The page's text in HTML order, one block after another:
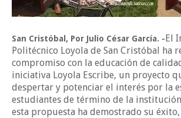
San Cristóbal, Por Julio César García. -El
Politécnico Loyola de San Cristóbal ha
compromiso con la educación de
iniciativa Loyola Escribe, un proyecto
despertar y potenciar el interés por la
estudiantes de término de la
esta propuesta ha demostrado su